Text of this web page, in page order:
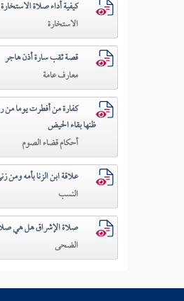
كيفية أداء صلاة الاستخارة
الاستخارة
قصة ثقب سارة أذن هاجر
معارف عامة
كفارة من أفطرت يوما
ظنها بقاء الحيض
أحكام قضاء الصوم
علاقة ابن الزنا بأمه ومن
النسب
صلاة الإشراق هل هي
الضحى